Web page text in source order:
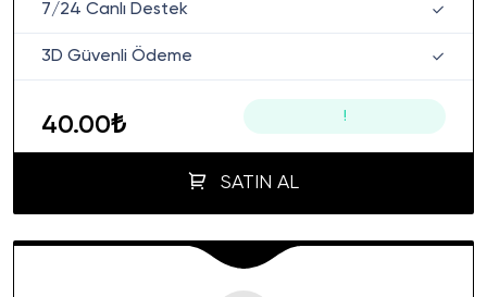
7/24 Canlı Destek
3D Güvenli Ödeme
40.00₺ !
SATIN AL